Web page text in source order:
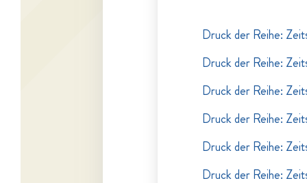
Druck der Reihe:
Druck der Reihe:
Druck der Reihe:
Druck der Reihe:
Druck der Reihe:
Druck der Reihe: